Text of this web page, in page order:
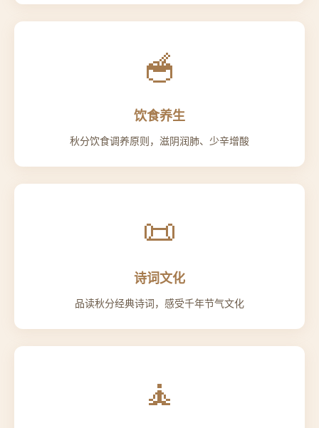
🥣
饮食养生
秋分饮食调养原则，滋阴润肺、少辛增酸
📜
诗词文化
品读秋分经典诗词，感受千年节气文化
🧘